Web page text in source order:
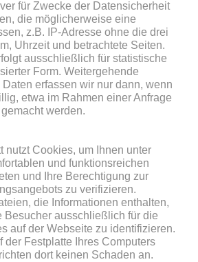
für Zwecke der Datensicherheit
die möglicherweise eine
z.B. IP-Adresse ohne die drei
Uhrzeit und betrachtete Seiten.
ausschließlich für statistische
Form. Weitergehende
erfassen wir nur dann, wenn
etwa im Rahmen einer Anfrage
werden.
nutzt Cookies, um Ihnen unter
und funktionsreichen
und Ihre Berechtigung zur
zu verifizieren.
die Informationen enthalten,
Besucher ausschließlich für die
auf der Webseite zu identifizieren.
der Festplatte Ihres Computers
dort keinen Schaden an.